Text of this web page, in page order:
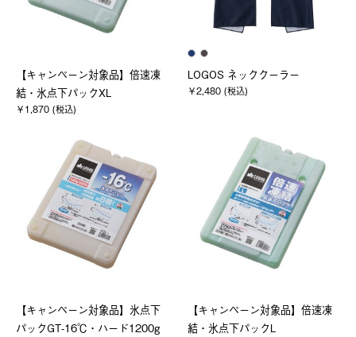
【キャンペーン対象品】倍速凍
結・氷点下パックXL
￥1,870 (税込)
LOGOS ネッククーラー
￥2,480 (税込)
【キャンペーン対象品】氷点下
パックGT-16℃・ハード1200g
【キャンペーン対象品】倍速凍
結・氷点下パックL